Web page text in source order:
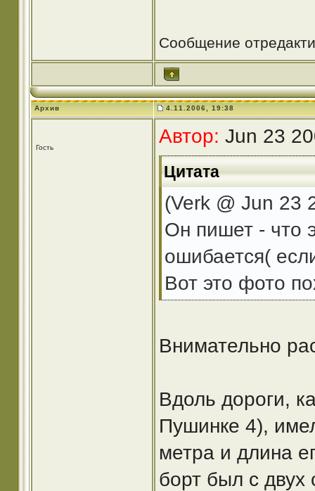
Сообщение
Архив 4.11.2006, 19:38
Гость
Автор: Jun 23
Цитата
(Verk @ Jun 23
Он пишет - что
ошибается(
Вот это фото
Внимательно
Вдоль дороги,
Пушинке 4),
метра и длина
борт был с двух